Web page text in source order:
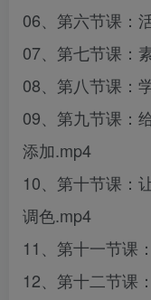
06、第六节课：
07、第七节课：
08、第八节课：
09、第九节课：
添加.mp4
10、第十节课：
调色.mp4
11、第十一节课
12、第十二节课